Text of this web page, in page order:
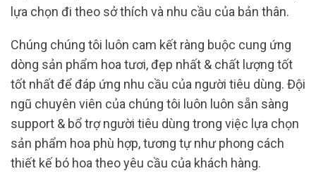
lựa chọn đi theo sở thích và nhu cầu của bản thân.
Chúng chúng tôi luôn cam kết ràng buộc cung ứng
dòng sản phẩm hoa tươi, đẹp nhất & chất lượng tốt
tốt nhất để đáp ứng nhu cầu của người tiêu dùng. Đội
ngũ chuyên viên của chúng tôi luôn luôn sẵn sàng
support & bổ trợ người tiêu dùng trong việc lựa chọn
sản phẩm hoa phù hợp, tương tự như phong cách
thiết kế bó hoa theo yêu cầu của khách hàng.